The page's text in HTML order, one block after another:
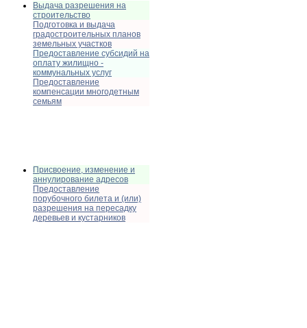
Выдача разрешения на
строительство
Подготовка и выдача
градостроительных планов
земельных участков
Предоставление субсидий на
оплату жилищно -
коммунальных услуг
Предоставление
компенсации многодетным
семьям
Присвоение, изменение и
аннулирование адресов
Предоставление
порубочного билета и (или)
разрешения на пересадку
деревьев и кустарников